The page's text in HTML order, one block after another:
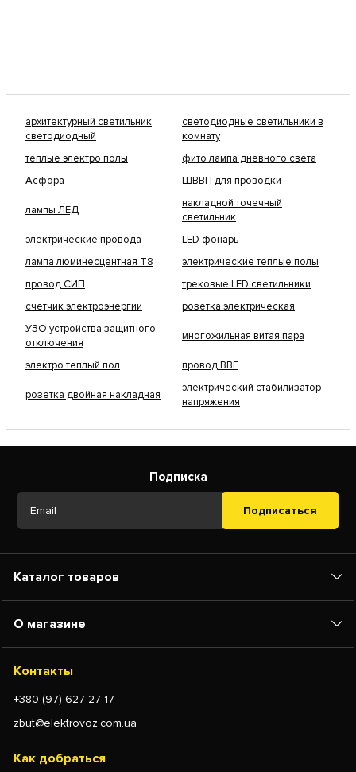
архитектурный светильник
светодиодный
светодиодные светильники в
комнату
теплые электро полы
фито лампа дневного света
Асфора
ШВВП для проводки
лампы ЛЕД
накладной точечный
светильник
электрические провода
LED фонарь
лампа люминесцентная Т8
электрические теплые полы
провод СИП
трековые LED светильники
счетчик электроэнергии
розетка электрическая
УЗО устройства защитного
отключения
многожильная витая пара
электро теплый пол провод ВВГ
розетка двойная накладная
электрический стабилизатор
напряжения
Подписка
Подписаться
Каталог товаров
О магазине
Контакты
+380 (97) 627 27 17
zbut@elektrovoz.com.ua
Как добраться